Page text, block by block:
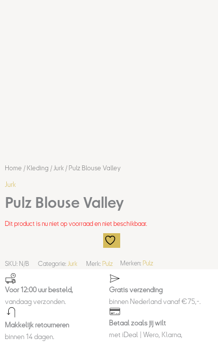
Home / Kleding / Jurk / Pulz Blouse Valley
Jurk
Pulz Blouse Valley
Dit product is nu niet op voorraad en niet beschikbaar.
SKU: N/B Categorie: Jurk Merk: Pulz Merken: Pulz
Voor 12:00 uur besteld,
vandaag verzonden.
Gratis verzending
binnen Nederland vanaf €75,-.
Makkelijk retourneren
binnen 14 dagen.
Betaal zoals jij wilt
met iDeal | Wero, Klarna,